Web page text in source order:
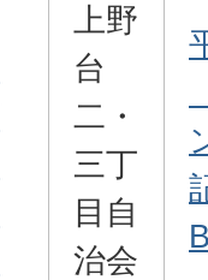
上野
台
二・
三丁
目自
治会